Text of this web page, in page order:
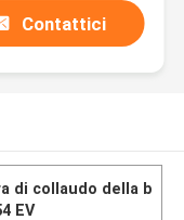
Contattici
di collaudo della b
EV